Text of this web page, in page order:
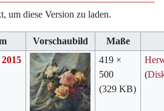
um diese Version zu laden.
Vorschaubild
Maße
419 ×
500
(329 KB)
(